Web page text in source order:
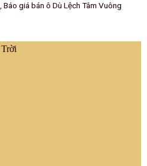
giá bán ô Dù Lệch Tâm Vuông